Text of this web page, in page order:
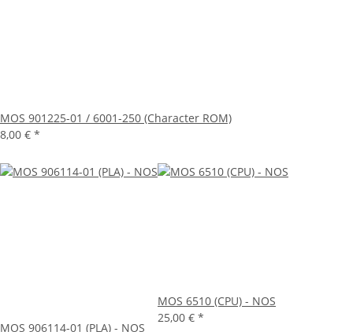
MOS 901225-01 / 6001-250 (Character ROM)
8,00 € *
MOS 906114-01 (PLA) - NOS
MOS 6510 (CPU) - NOS
25,00 € *